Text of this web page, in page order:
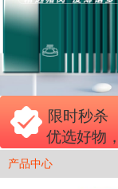
阳澄湖大闸
苏州太湖新
·秋冬特惠价
·新品首发！
优选好物
限时秒杀
产品中心